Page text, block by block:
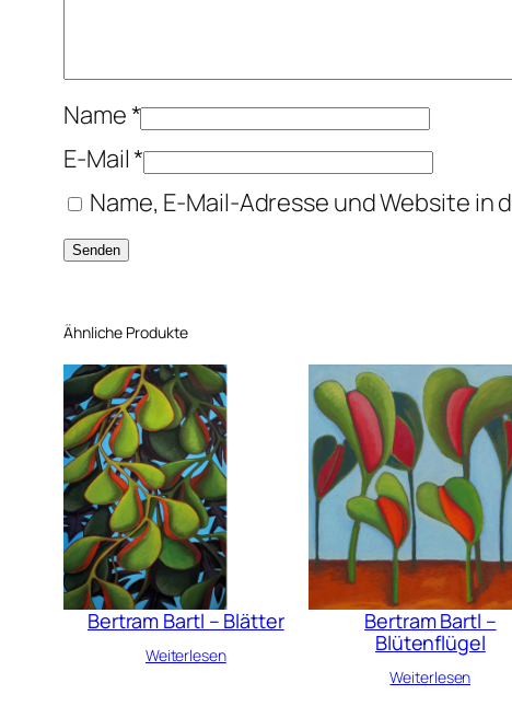
Name*
E-Mail*
Name, E-Mail-Adresse und Website
Ähnliche Produkte
Bertram Bartl – Blätter
Weiterlesen
Bertram Bartl –
Blütenflügel
Weiterlesen